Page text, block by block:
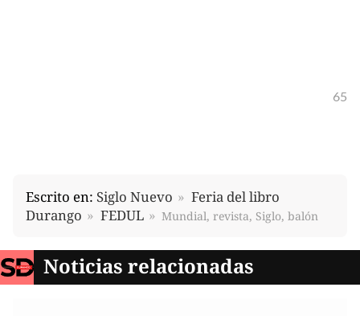
65
Escrito en: Siglo Nuevo
Feria del libro
Durango
FEDUL Mundial, revista, Siglo, balón
Noticias relacionadas